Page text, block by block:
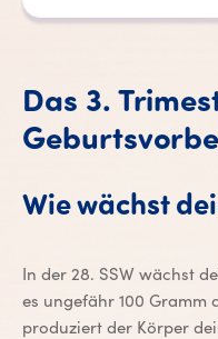
Das 3.
Wie wächst
In der 28. SSW wächst
es ungefähr 100 Gramm
produziert der Körper